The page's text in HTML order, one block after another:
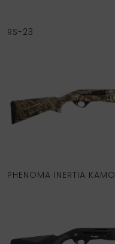
RS-23
PHENOMA INERTIA KAMO